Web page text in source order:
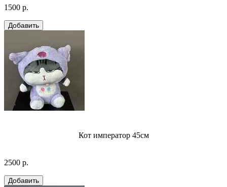
1500 р.
Кот император 45см
2500 р.